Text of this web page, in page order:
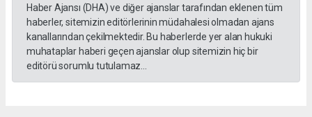
Haber Ajansı (DHA) ve diğer ajanslar tarafından eklenen tüm
haberler, sitemizin editörlerinin müdahalesi olmadan ajans
kanallarından çekilmektedir. Bu haberlerde yer alan hukuki
muhataplar haberi geçen ajanslar olup sitemizin hiç bir
editörü sorumlu tutulamaz...